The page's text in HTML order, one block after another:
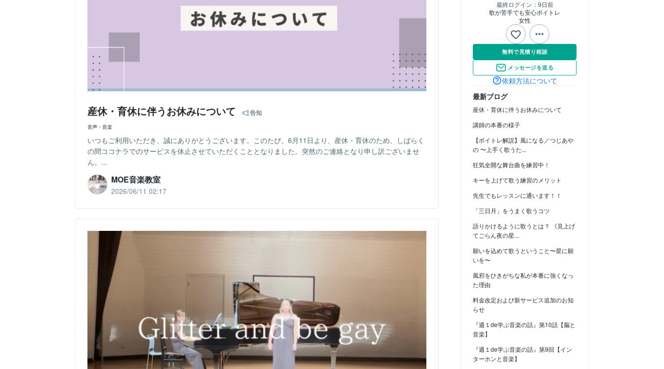
最終ログイン： 9日前
歌が苦手でも安心ボイトレ
女性
無料で見積り相談
メッセージを送る
依頼方法について
最新ブログ
産休・育休に伴うお休みについて
講師の本番の様子
【ボイトレ解説】風になる／つじあや
の 〜上手く歌うた...
狂気全開な舞台曲を練習中！
キーを上げて歌う練習のメリット
先生でもレッスンに通います！！
「三日月」をうまく歌うコツ
語りかけるように歌うとは？ 《見上げ
てごらん夜の星...
願いを込めて歌うということ〜星に願
いを〜
風邪をひきがちな私が本番に強くなっ
た理由
料金改定および新サービス追加のお知
らせ
『週１de学ぶ音楽の話』第10話【脳と
音楽】
『週１de学ぶ音楽の話』第9回【イン
ターホンと音楽】
産休・育休に伴うお休みについて 告知
音声・音楽
いつもご利用いただき、誠にありがとうございます。このたび、6月11日より、産休・育休のため、しばらく
の間ココナラでのサービスを休止させていただくこととなりました。突然のご連絡となり申し訳ございませ
ん。...
MOE音楽教室
2026/06/11 02:17